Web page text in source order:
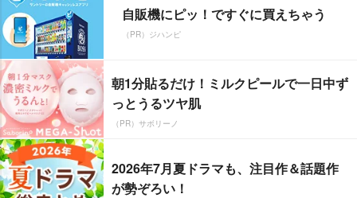
自販機にピッ！ですぐに買えちゃう
（PR）ジハンピ
朝1分貼るだけ！ミルクピールで一日中ず
っとうるツヤ肌
（PR）サボリーノ
2026年7月夏ドラマも、注目作＆話題作
が勢ぞろい！